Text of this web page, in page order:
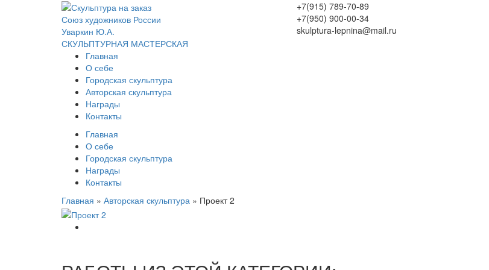
Союз художников России
Уваркин Ю.А.
СКУЛЬПТУРНАЯ МАСТЕРСКАЯ
+7(915) 789-70-89
+7(950) 900-00-34
skulptura-lepnina@mail.ru
Главная
О себе
Городская скульптура
Авторская скульптура
Награды
Контакты
Главная
О себе
Городская скульптура
Награды
Контакты
Главная » Авторская скульптура » Проект 2